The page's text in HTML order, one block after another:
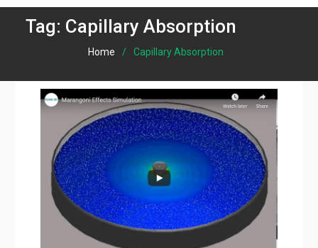
Tag: Capillary Absorption
Home Capillary Absorption